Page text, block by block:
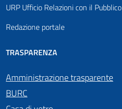
URP Ufficio Relazioni con il Pubblico
Redazione portale
TRASPARENZA
Amministrazione trasparente
BURC